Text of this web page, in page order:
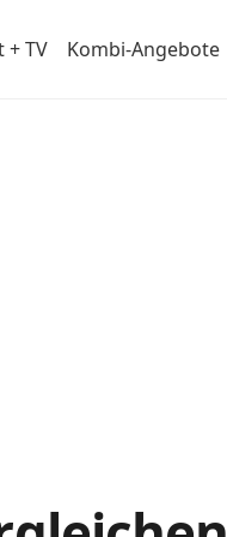
TV Kombi-Angebote